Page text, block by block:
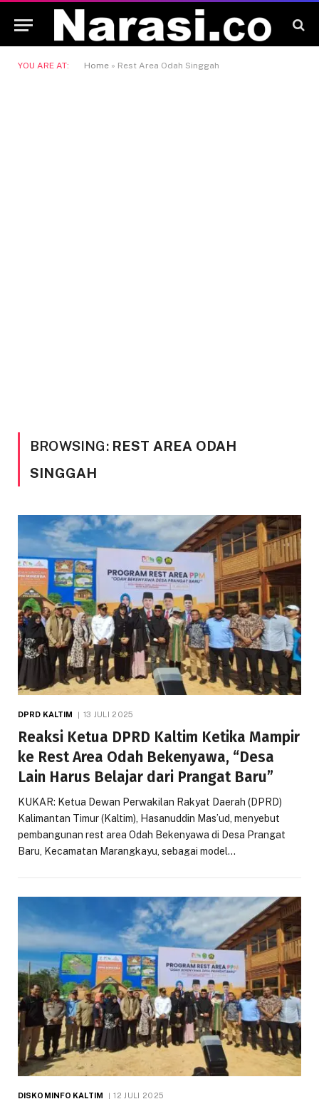
YOU ARE AT: Home » Rest Area Odah Singgah
BROWSING: REST AREA ODAH
SINGGAH
DPRD KALTIM 13 JULI 2025
Reaksi Ketua DPRD Kaltim Ketika Mampir
ke Rest Area Odah Bekenyawa, “Desa
Lain Harus Belajar dari Prangat Baru”
KUKAR: Ketua Dewan Perwakilan Rakyat Daerah (DPRD)
Kalimantan Timur (Kaltim), Hasanuddin Mas’ud, menyebut
pembangunan rest area Odah Bekenyawa di Desa Prangat
Baru, Kecamatan Marangkayu, sebagai model…
DISKOMINFO KALTIM 12 JULI 2025